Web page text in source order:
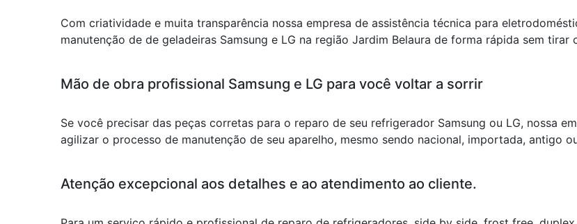
Com criatividade e muita transparência nossa empresa de assistência técnica para
manutenção de de geladeiras Samsung e LG na região Jardim Belaura de forma rápida sem
Mão de obra profissional Samsung e LG para você voltar a sorrir
Se você precisar das peças corretas para o reparo de seu refrigerador Samsung ou LG, nossa
agilizar o processo de manutenção de seu aparelho, mesmo sendo nacional, importada, antigo
Atenção excepcional aos detalhes e ao atendimento ao cliente.